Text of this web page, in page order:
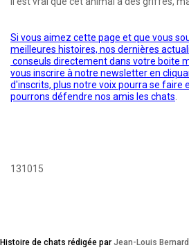
Si vous aimez cette page et que vous
meilleures histoires, nos dernières
conseuls directement dans votre boite
vous inscrire à notre newsletter en
d'inscrits, plus notre voix pourra se faire
pourrons défendre nos amis les chats.
131015
Histoire de chats rédigée par Jean-Louis